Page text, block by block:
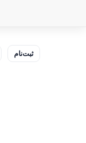
ثبت‌نام